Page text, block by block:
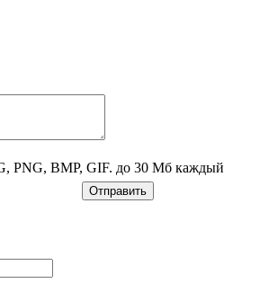
PNG, BMP, GIF. до 30 Мб каждый
Отправить